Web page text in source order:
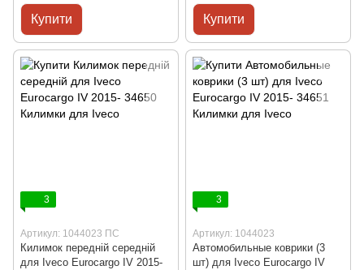
Купити Купити
3
Артикул: 1044023 ПС
Килимок передній середній
для Iveco Eurocargo IV 2015-
3
Артикул: 1044023
Автомобильные коврики (3
шт) для Iveco Eurocargo IV